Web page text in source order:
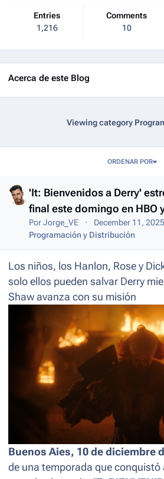
Entries
1,216
Comments
10
Acerca de este Blog
Viewing category
ORDENAR POR
'It: Bienvenidos a Derry'
final este domingo en HBO
PorJorge_VE December 11, 2025
Programación y Distribución
Los niños, los Hanlon, Rose y
solo ellos pueden salvar Derry
Shaw avanza con su misión
Buenos Aies, 10 de diciembre
de una temporada que conquistó